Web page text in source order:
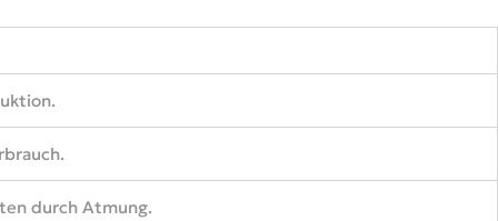
durch Atmung.